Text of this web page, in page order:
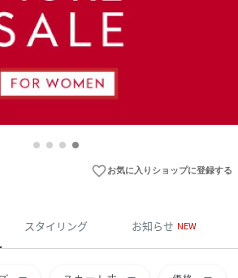
favorite_borderお気に入りショップに登録する
スタイリング お知らせ NEW